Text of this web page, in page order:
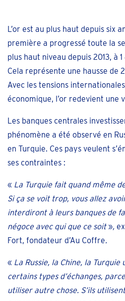
L’or est au plus haut depuis six
première a progressé toute la
plus haut niveau depuis 2013, à
Cela représente une hausse de
Avec les tensions
économique, l’or redevient une
Les banques centrales
phénomène a été observé en
en Turquie. Ces pays veulent
ses contraintes :
« La Turquie fait quand même
Si ça se voit trop, vous allez
interdiront à leurs banques de
négoce avec qui que ce soit»,
Fort, fondateur d’Au Coffre.
« La Russie, la Chine, la
certains types d’échanges,
utiliser autre chose. S’ils